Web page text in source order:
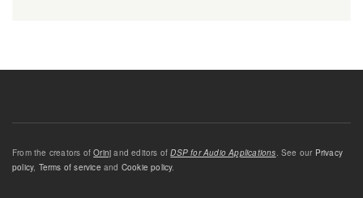
From the creators ofOrinj and editors ofDSP for Audio Applications . See our Privacy
policy, Terms of service and Cookie policy.